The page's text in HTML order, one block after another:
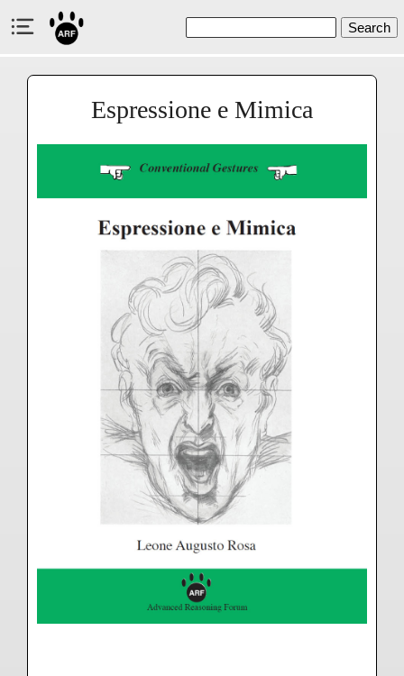
Search
Espressione e Mimica